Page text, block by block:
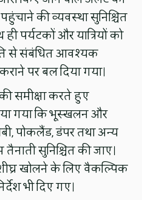
की व्यवस्था सुनिश्चित
पर्यटकों और यात्रियों को
से संबंधित आवश्यक
पर बल दिया गया।
समीक्षा करते हुए
गया कि भूस्खलन और
पोकलैंड, डंपर तथा अन्य
सुनिश्चित की जाए।
खोलने के लिए वैकल्पिक
भी दिए गए।